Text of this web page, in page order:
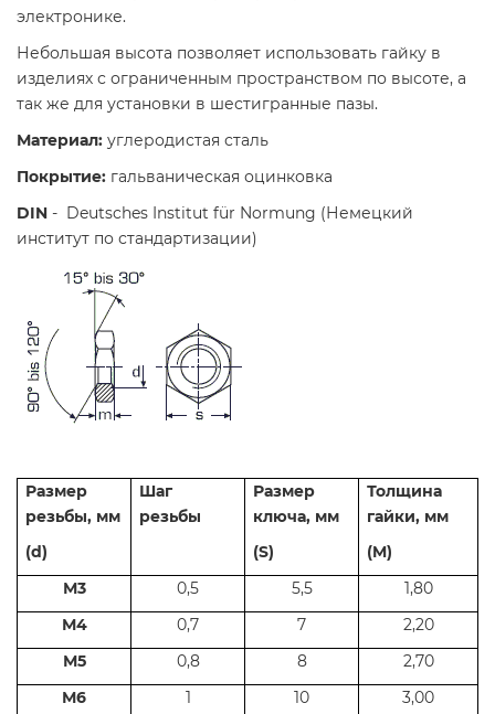
электронике.
Небольшая высота позволяет использовать гайку в
изделиях с ограниченным пространством по высоте, а
так же для установки в шестигранные пазы.
Материал: углеродистая сталь
Покрытие: гальваническая оцинковка
DIN - Deutsches Institut für Normung (Немецкий
институт по стандартизации)
Размер
резьбы, мм
(d)
Шаг
резьбы
Размер
ключа, мм
(S)
Толщина
гайки, мм
(M)
М3
0,5 5,5
1,80
М4
0,7 7
2,20
М5
0,8 8
2,70
М6
1 10
3,00